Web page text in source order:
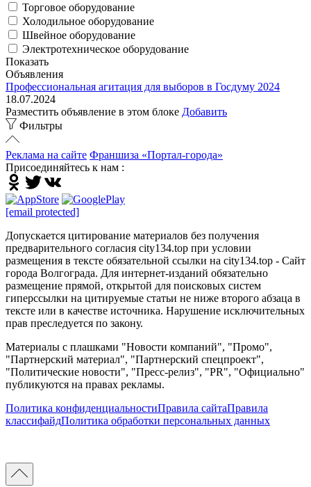
Торговое оборудование
Холодильное оборудование
Швейное оборудование
Электротехническое оборудование
Показать
Объявления
Профессиональная агитация для выборов в Госдуму 2024
18.07.2024
Разместить объявление в этом блоке Добавить
Фильтры
Реклама на сайте Франшиза «Портал-города»
Присоединяйтесь к нам :
[email protected]
Допускается цитирование материалов без получения
предварительного согласия city134.top при условии
размещения в тексте обязательной ссылки на city134.top - Сайт
города Волгограда. Для интернет-изданий обязательно
размещение прямой, открытой для поисковых систем
гиперссылки на цитируемые статьи не ниже второго абзаца в
тексте или в качестве источника. Нарушение исключительных
прав преследуется по закону.
Материалы с плашками "Новости компаний", "Промо",
"Партнерский материал", "Партнерский спецпроект",
"Политические новости", "Пресс-релиз", "PR", "Официально"
публикуются на правах рекламы.
Политика конфиденциальностиПравила сайтаПравила
классифайдПолитика обработки персональных данных